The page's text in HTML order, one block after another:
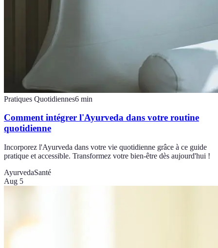
Pratiques Quotidiennes6 min
Comment intégrer l'Ayurveda dans votre routine
quotidienne
Incorporez l'Ayurveda dans votre vie quotidienne grâce à ce guide
pratique et accessible. Transformez votre bien-être dès aujourd'hui !
AyurvedaSanté
Aug 5